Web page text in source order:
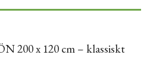
200 x 120 cm – klassiskt